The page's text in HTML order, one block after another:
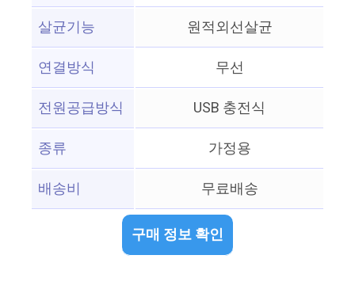
살균기능
원적외선살균
연결방식
무선
전원공급방식
USB 충전식
종류
가정용
배송비
무료배송
구매 정보 확인